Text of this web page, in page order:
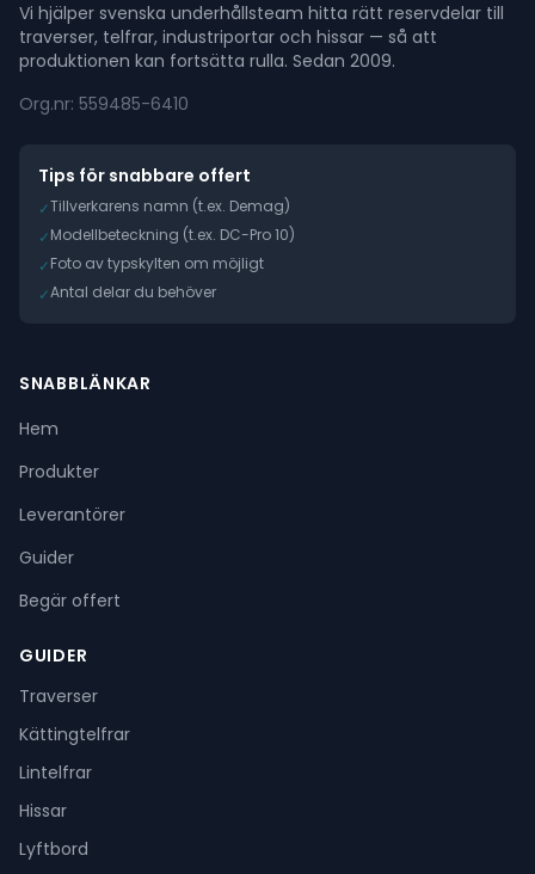
Vi hjälper svenska underhållsteam hitta rätt reservdelar till
traverser, telfrar, industriportar och hissar — så att
produktionen kan fortsätta rulla. Sedan 2009.
Org.nr: 559485-6410
Tips för snabbare offert
✓Tillverkarens namn (t.ex. Demag)
✓Modellbeteckning (t.ex. DC-Pro 10)
✓Foto av typskylten om möjligt
✓Antal delar du behöver
SNABBLÄNKAR
Hem
Produkter
Leverantörer
Guider
Begär offert
GUIDER
Traverser
Kättingtelfrar
Lintelfrar
Hissar
Lyftbord